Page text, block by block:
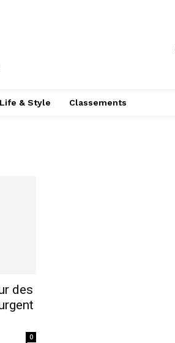
Life & Style Classements
des
0